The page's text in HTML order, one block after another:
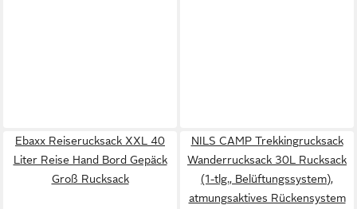
Ebaxx Reiserucksack XXL 40
Liter Reise Hand Bord Gepäck
Groß Rucksack
NILS CAMP Trekkingrucksack
Wanderrucksack 30L Rucksack
(1-tlg., Belüftungssystem),
atmungsaktives Rückensystem